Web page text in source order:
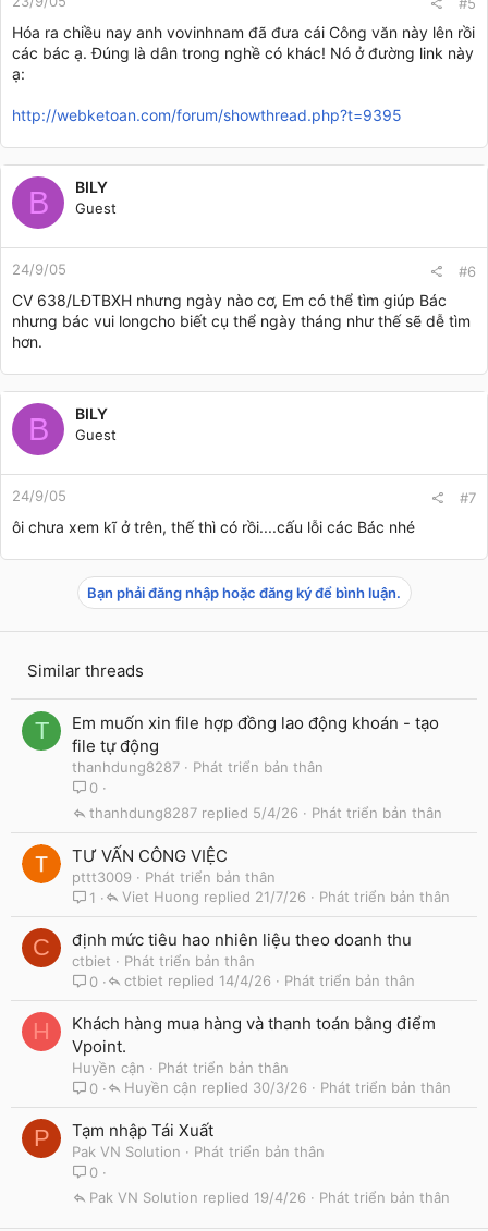
Hóa ra chiều nay anh vovinhnam đã đưa cái Công văn này lên rồi
các bác ạ. Đúng là dân trong nghề có khác! Nó ở đường link này
ạ:
http://webketoan.com/forum/showthread.php?t=9395
B BILY
Guest
24/9/05 #6
CV 638/LĐTBXH nhưng ngày nào cơ, Em có thể tìm giúp Bác
nhưng bác vui longcho biết cụ thể ngày tháng như thế sẽ dễ tìm
hơn.
B BILY
Guest
24/9/05 #7
ôi chưa xem kĩ ở trên, thế thì có rồi....cấu lỗi các Bác nhé
Bạn phải đăng nhập hoặc đăng ký để bình luận.
Similar threads
T
Em muốn xin file hợp đồng lao động khoán - tạo
file tự động
thanhdung8287
Phát triển bản thân
0
Phát triển bản thân
5/4/26
thanhdung8287
TƯ VẤN CÔNG VIỆC
pttt3009
Phát triển bản thân
1
Phát triển bản thân
21/7/26
Viet Huong
C định mức tiêu hao nhiên liệu theo doanh thu
ctbiet
Phát triển bản thân
0
Phát triển bản thân
14/4/26
ctbiet
H
Khách hàng mua hàng và thanh toán bằng điểm
Vpoint.
Huyền cận
Phát triển bản thân
0
Phát triển bản thân
30/3/26
Huyền cận
P Tạm nhập Tái Xuất
Pak VN Solution
Phát triển bản thân
0
Phát triển bản thân
19/4/26
Pak VN Solution